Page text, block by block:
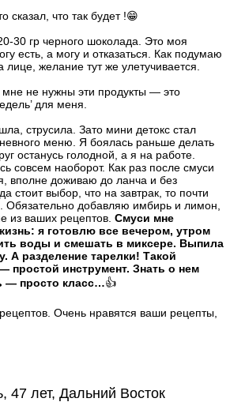
сказал, что так будет !😁
30 гр черного шоколада. Это моя
есть, а могу и отказаться. Как подумаю
желание тут же улетучивается.
не нужны эти продукты — это
для меня.
струсила. Зато мини детокс стал
меню. Я боялась раньше делать
останусь голодной, а я на работе.
совсем наоборот. Как раз после смуси
вполне доживаю до ланча и без
стоит выбор, что на завтрак, то почти
Обязательно добавляю имбирь и лимон,
из ваших рецептов. Смуси мне
я готовлю все вечером, утром
воды и смешать в миксере. Выпила
А разделение тарелки! Такой
простой инструмент. Знать о нем
— просто класс…👍
Очень нравятся ваши рецепты,
47 лет, Дальний Восток